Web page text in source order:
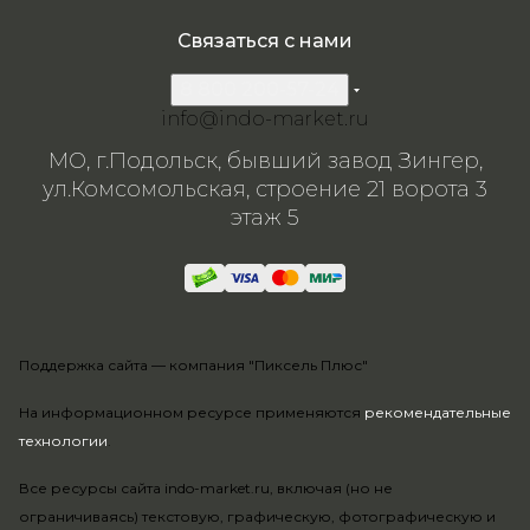
На информационном ресурсе применяются рекомендательные
технологии.
Все ресурсы сайта indo-market.ru, включая (но не
ограничиваясь) текстовую, графическую, фотографическую и
Связаться с нами
info@indo-market.ru
МО, г.Подольск, бывший завод Зингер,
ул.Комсомольская, строение 21 ворота 3
этаж 5
Поддержка сайта — компания "Пиксель Плюс"